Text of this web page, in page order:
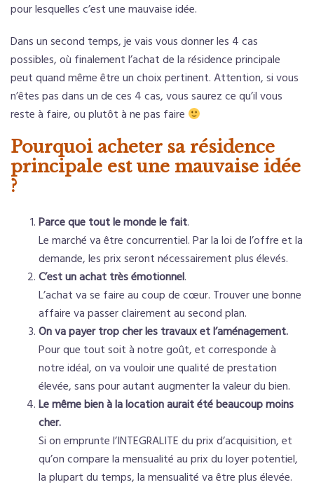
pour lesquelles c’est une mauvaise idée.
Dans un second temps, je vais vous donner les 4 cas
possibles, où finalement l’achat de la résidence principale
peut quand même être un choix pertinent. Attention, si vous
n’êtes pas dans un de ces 4 cas, vous saurez ce qu’il vous
reste à faire, ou plutôt à ne pas faire
Pourquoi acheter sa résidence
principale est une mauvaise idée
?
Parce que tout le monde le fait.
Le marché va être concurrentiel. Par la loi de l’offre et la
demande, les prix seront nécessairement plus élevés.
C’est un achat très émotionnel.
L’achat va se faire au coup de cœur. Trouver une bonne
affaire va passer clairement au second plan.
On va payer trop cher les travaux et l’aménagement.
Pour que tout soit à notre goût, et corresponde à
notre idéal, on va vouloir une qualité de prestation
élevée, sans pour autant augmenter la valeur du bien.
Le même bien à la location aurait été beaucoup moins
cher.
Si on emprunte l’INTEGRALITE du prix d’acquisition, et
qu’on compare la mensualité au prix du loyer potentiel,
la plupart du temps, la mensualité va être plus élevée.